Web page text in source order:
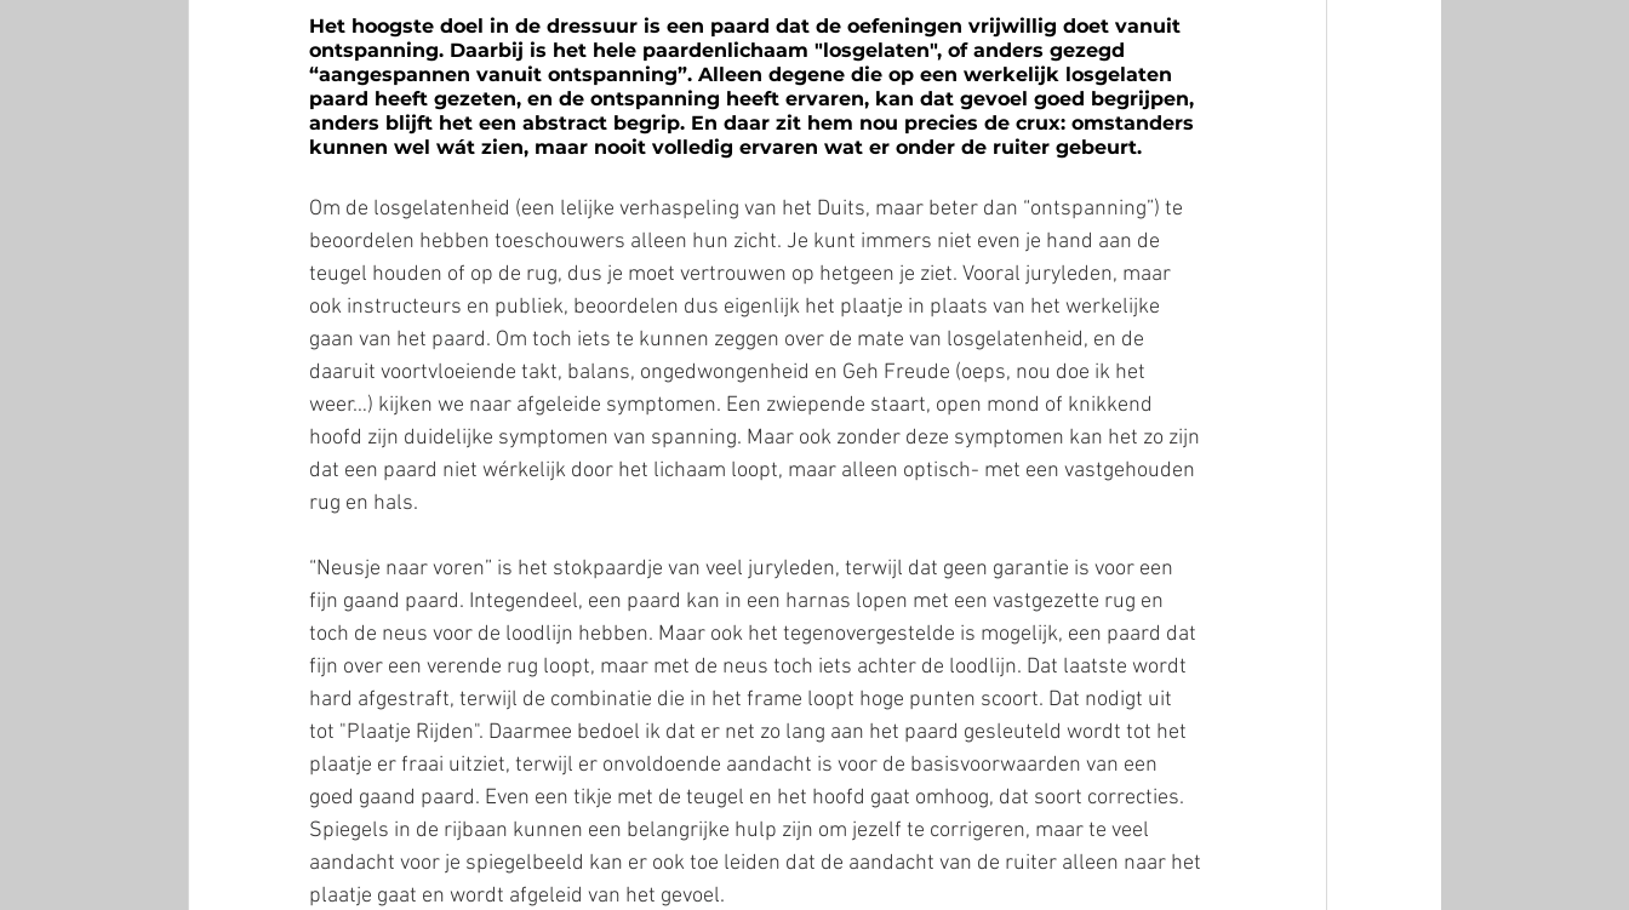
Het hoogste doel in de dressuur is een paard dat de oefeningen vrijwillig doet vanuit
ontspanning. Daarbij is het hele paardenlichaam "losgelaten", of anders gezegd
“aangespannen vanuit ontspanning”. Alleen degene die op een werkelijk losgelaten
paard heeft gezeten, en de ontspanning heeft ervaren, kan dat gevoel goed begrijpen,
anders blijft het een abstract begrip. En daar zit hem nou precies de crux: omstanders
kunnen wel wát zien, maar nooit volledig ervaren wat er onder de ruiter gebeurt.
Om de losgelatenheid (een lelijke verhaspeling van het Duits, maar beter dan “ontspanning”) te
beoordelen hebben toeschouwers alleen hun zicht. Je kunt immers niet even je hand aan de
teugel houden of op de rug, dus je moet vertrouwen op hetgeen je ziet. Vooral juryleden, maar
ook instructeurs en publiek, beoordelen dus eigenlijk het plaatje in plaats van het werkelijke
gaan van het paard. Om toch iets te kunnen zeggen over de mate van losgelatenheid, en de
daaruit voortvloeiende takt, balans, ongedwongenheid en Geh Freude (oeps, nou doe ik het
weer…) kijken we naar afgeleide symptomen. Een zwiepende staart, open mond of knikkend
hoofd zijn duidelijke symptomen van spanning. Maar ook zonder deze symptomen kan het zo zijn
dat een paard niet wérkelijk door het lichaam loopt, maar alleen optisch- met een vastgehouden
rug en hals.
“Neusje naar voren” is het stokpaardje van veel juryleden, terwijl dat geen garantie is voor een
fijn gaand paard. Integendeel, een paard kan in een harnas lopen met een vastgezette rug en
toch de neus voor de loodlijn hebben. Maar ook het tegenovergestelde is mogelijk, een paard dat
fijn over een verende rug loopt, maar met de neus toch iets achter de loodlijn. Dat laatste wordt
hard afgestraft, terwijl de combinatie die in het frame loopt hoge punten scoort. Dat nodigt uit
tot "Plaatje Rijden". Daarmee bedoel ik dat er net zo lang aan het paard gesleuteld wordt tot het
plaatje er fraai uitziet, terwijl er onvoldoende aandacht is voor de basisvoorwaarden van een
goed gaand paard. Even een tikje met de teugel en het hoofd gaat omhoog, dat soort correcties.
Spiegels in de rijbaan kunnen een belangrijke hulp zijn om jezelf te corrigeren, maar te veel
aandacht voor je spiegelbeeld kan er ook toe leiden dat de aandacht van de ruiter alleen naar het
plaatje gaat en wordt afgeleid van het gevoel.